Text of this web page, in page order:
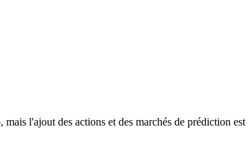
l'ajout des actions et des marchés de prédiction